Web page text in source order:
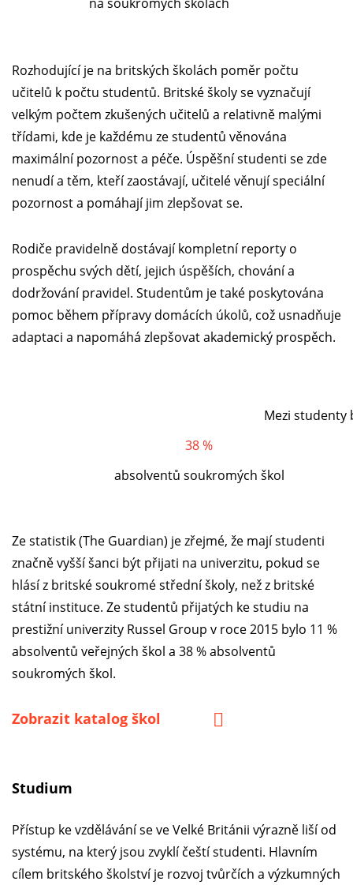
Rozhodující je na britských školách poměr počtu
učitelů k počtu studentů. Britské školy se vyznačují
velkým počtem zkušených učitelů a relativně malými
třídami, kde je každému ze studentů věnována
maximální pozornost a péče. Úspěšní studenti se zde
nenudí a těm, kteří zaostávají, učitelé věnují speciální
pozornost a pomáhají jim zlepšovat se.
Rodiče pravidelně dostávají kompletní reporty o
prospěchu svých dětí, jejich úspěších, chování a
dodržování pravidel. Studentům je také poskytována
pomoc během přípravy domácích úkolů, což usnadňuje
adaptaci a napomáhá zlepšovat akademický prospěch.
Mezi studenty
38 %
absolventů soukromých škol
Ze statistik (The Guardian) je zřejmé, že mají studenti
značně vyšší šanci být přijati na univerzitu, pokud se
hlásí z britské soukromé střední školy, než z britské
státní instituce. Ze studentů přijatých ke studiu na
prestižní univerzity Russel Group v roce 2015 bylo 11 %
absolventů veřejných škol a 38 % absolventů
soukromých škol.
Zobrazit katalog škol
Studium
Přístup ke vzdělávání se ve Velké Británii výrazně liší od
systému, na který jsou zvyklí čeští studenti. Hlavním
cílem britského školství je rozvoj tvůrčích a výzkumných